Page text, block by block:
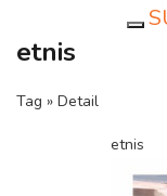
etnis
Tag » Detail
etnis